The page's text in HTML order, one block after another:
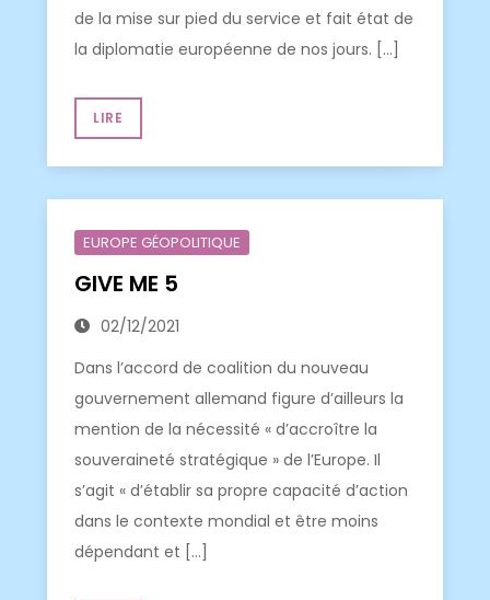
de la mise sur pied du service et fait état de
la diplomatie européenne de nos jours. […]
LIRE
EUROPE GÉOPOLITIQUE
GIVE ME 5
02/12/2021
Dans l’accord de coalition du nouveau
gouvernement allemand figure d’ailleurs la
mention de la nécessité « d’accroître la
souveraineté stratégique » de l’Europe. Il
s’agit « d’établir sa propre capacité d’action
dans le contexte mondial et être moins
dépendant et […]